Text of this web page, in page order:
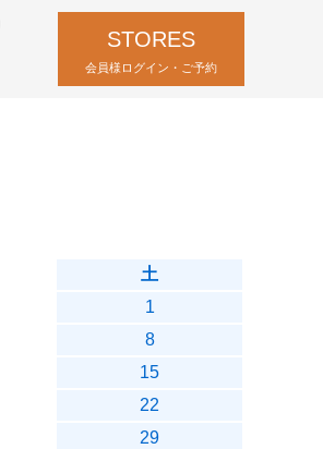
STORES
会員様ログイン・ご予約
土
1
8
15
22
29